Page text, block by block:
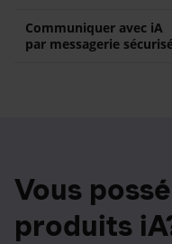
Communiquer avec iA
par messagerie
Vous
produits